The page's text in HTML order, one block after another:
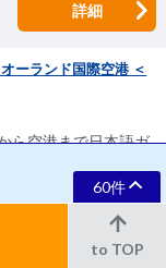
詳細
ーランド国際空港 ＜
ら空港まで日本語ガ
ワールド地区、ユニ
地区、インターナシ
となります。
60件
to TOP